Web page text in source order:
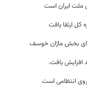
ملت ایران است
کل ارتقا یافت
انتظامی است